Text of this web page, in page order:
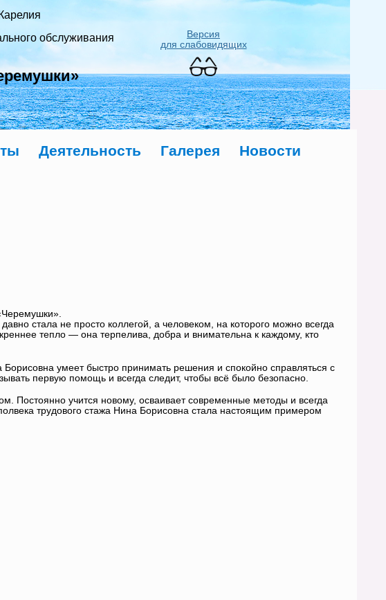
обслуживания
Версия
для слабовидящих
Деятельность Галерея Новости
стала не просто коллегой, а человеком, на которого можно всегда
тепло — она терпелива, добра и внимательна к каждому, кто
умеет быстро принимать решения и спокойно справляться с
первую помощь и всегда следит, чтобы всё было безопасно.
Постоянно учится новому, осваивает современные методы и всегда
трудового стажа Нина Борисовна стала настоящим примером